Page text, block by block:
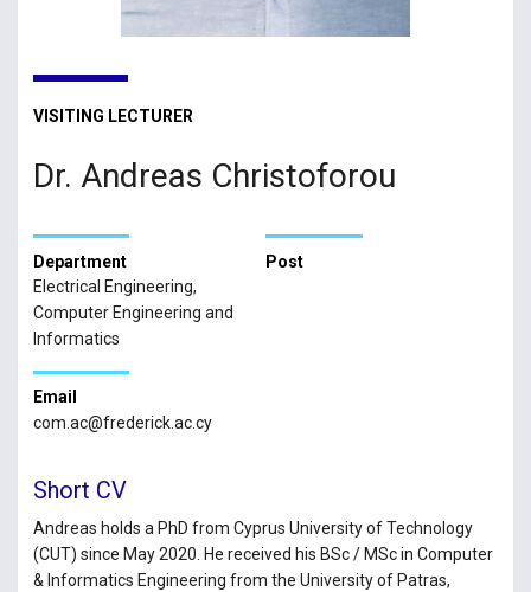
VISITING LECTURER
Dr. Andreas Christoforou
Department
Electrical Engineering,
Computer Engineering and
Informatics
Post
Email
com.ac@frederick.ac.cy
Short CV
Andreas holds a PhD from Cyprus University of Technology
(CUT) since May 2020. He received his BSc / MSc in Computer
& Informatics Engineering from the University of Patras,